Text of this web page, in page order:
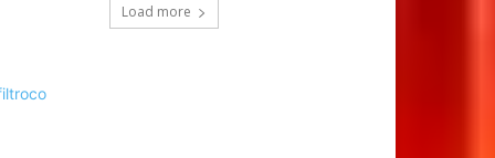
Load more